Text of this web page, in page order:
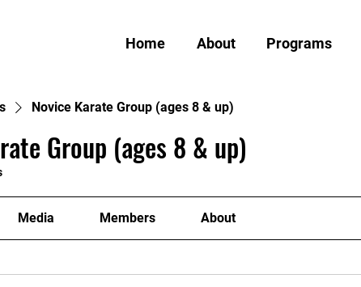
Home About Programs
Novice Karate Group (ages 8 & up)
Group (ages 8 & up)
Media Members About